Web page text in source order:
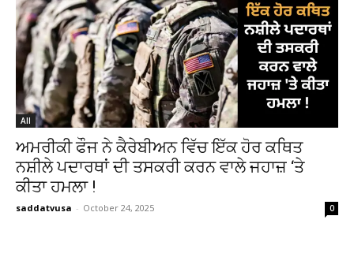
All
ਅਮਰੀਕੀ ਫੌਜ ਨੇ ਕੈਰੇਬੀਅਨ ਵਿੱਚ ਇੱਕ ਹੋਰ ਕਥਿਤ
ਨਸ਼ੀਲੇ ਪਦਾਰਥਾਂ ਦੀ ਤਸਕਰੀ ਕਰਨ ਵਾਲੇ ਜਹਾਜ਼ ‘ਤੇ
ਕੀਤਾ ਹਮਲਾ !
saddatvusa - October 24, 2025 0